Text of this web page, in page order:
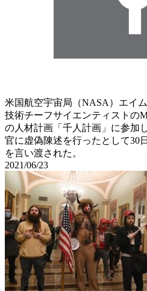
米国航空宇宙局（NASA）エイ
技術チーフサイエンティストの
の人材計画「千人計画」に参加
官に虚偽陳述を行ったとして30
を言い渡された。
2021/06/23